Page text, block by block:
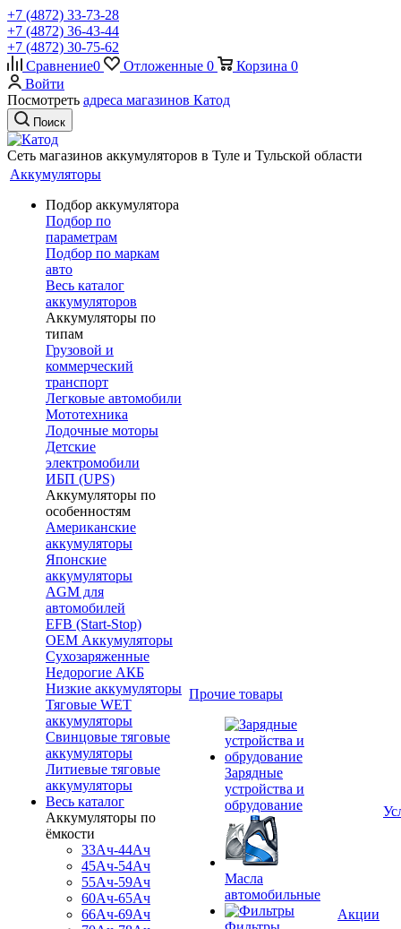
+7 (4872) 33-73-28
+7 (4872) 36-43-44
+7 (4872) 30-75-62
Сравнение0 Отложенные 0 Корзина 0
Войти
Посмотреть адреса магазинов Катод
Поиск
Сеть магазинов аккумуляторов в Туле и Тульской области
Аккумуляторы
Подбор аккумулятора
Подбор по
параметрам
Подбор по маркам
авто
Весь каталог
аккумуляторов
Аккумуляторы по
типам
Грузовой и
коммерческий
транспорт
Легковые автомобили
Мототехника
Лодочные моторы
Детские
электромобили
ИБП (UPS)
Аккумуляторы по
особенностям
Американские
аккумуляторы
Японские
аккумуляторы
AGM для
автомобилей
EFB (Start-Stop)
OEM Аккумуляторы
Сухозаряженные
Недорогие АКБ
Низкие аккумуляторы
Тяговые WET
аккумуляторы
Свинцовые тяговые
аккумуляторы
Литиевые тяговые
аккумуляторы
Весь каталог
Аккумуляторы по
ёмкости
33Ач-44Ач
45Ач-54Ач
55Ач-59Ач
60Ач-65Ач
66Ач-69Ач
Прочие товары
Зарядные
устройства и
обрудование
Масла
автомобильные
Акции